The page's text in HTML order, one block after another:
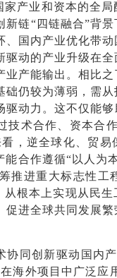
家产业和资本的全
链“四链融合”背
、国内产业优化带
驱动的产业升级在
产能输出。相比
仍较为薄弱，需
动力。这不仅能
技术合作、资本合
，逆全球化、贸
能合作遵循“以人为
推进重大标志性工
从根本上实现从民
进全球共同发展
协同创新驱动国内
海外项目中广泛应